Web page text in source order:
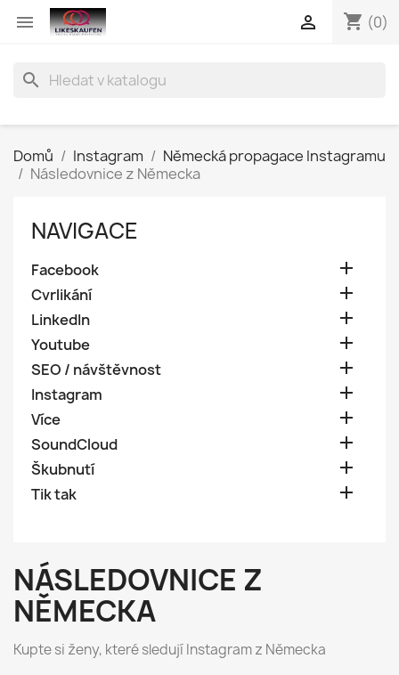
 shopping_cart (0)

search
Domů Instagram
Německá propagace Instagramu
Následovnice z Německa
NAVIGACE
Facebook 
Cvrlikání 
LinkedIn 
Youtube 
SEO / návštěvnost 
Instagram 
Více 
SoundCloud 
Škubnutí 
Tik tak 
NÁSLEDOVNICE Z
NĚMECKA
Kupte si ženy, které sledují Instagram z Německa